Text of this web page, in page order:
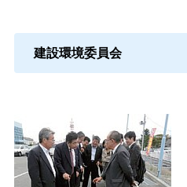
建設環境委員会